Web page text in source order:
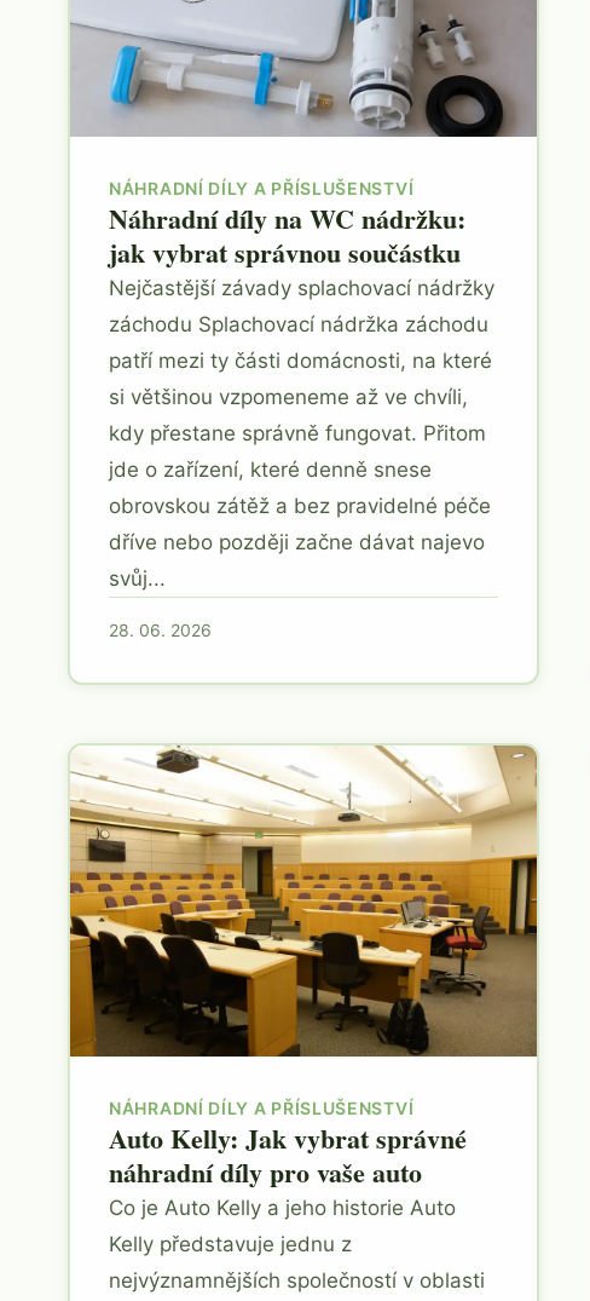
NÁHRADNÍ DÍLY A PŘÍSLUŠENSTVÍ
Náhradní díly na WC nádržku:
jak vybrat správnou součástku
Nejčastější závady splachovací nádržky
záchodu Splachovací nádržka záchodu
patří mezi ty části domácnosti, na které
si většinou vzpomeneme až ve chvíli,
kdy přestane správně fungovat. Přitom
jde o zařízení, které denně snese
obrovskou zátěž a bez pravidelné péče
dříve nebo později začne dávat najevo
svůj...
28. 06. 2026
NÁHRADNÍ DÍLY A PŘÍSLUŠENSTVÍ
Auto Kelly: Jak vybrat správné
náhradní díly pro vaše auto
Co je Auto Kelly a jeho historie Auto
Kelly představuje jednu z
nejvýznamnějších společností v oblasti